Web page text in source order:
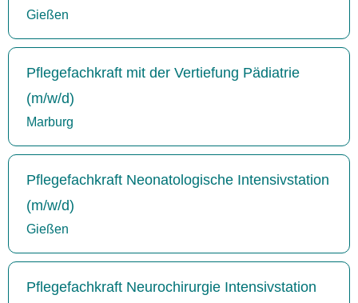
Gießen
Pflegefachkraft mit der Vertiefung Pädiatrie
(m/w/d)
Marburg
Pflegefachkraft Neonatologische Intensivstation
(m/w/d)
Gießen
Pflegefachkraft Neurochirurgie Intensivstation